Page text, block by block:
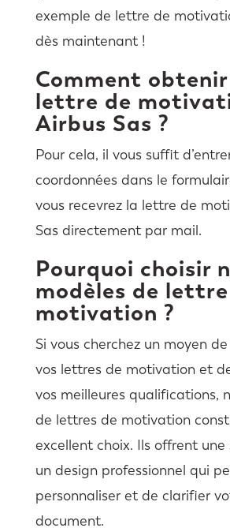
exemple de lettre de
dès maintenant !
Comment
lettre de
Airbus Sas ?
Pour cela, il vous suffit
coordonnées dans le
vous recevrez la lettre de
Sas directement par mail.
Pourquoi choisir
modèles de
motivation ?
Si vous cherchez un moyen
vos lettres de motivation et
vos meilleures qualifications,
de lettres de motivation
excellent choix. Ils offrent
un design professionnel qui
personnaliser et de clarifier
document.